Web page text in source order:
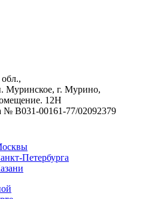
Муринское, г. Мурино,
12Н
№ В031-00161-77/02092379
Петербурга